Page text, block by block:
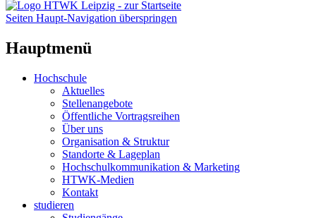
Seiten Haupt-Navigation überspringen
Hauptmenü
Hochschule
Aktuelles
Stellenangebote
Öffentliche Vortragsreihen
Über uns
Organisation & Struktur
Standorte & Lageplan
Hochschulkommunikation & Marketing
HTWK-Medien
Kontakt
studieren